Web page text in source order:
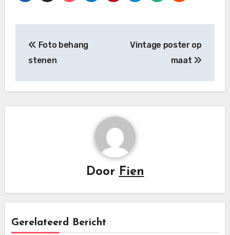
navigatie
Foto behang
stenen
Vintage poster op
maat
Door Fien
Gerelateerd Bericht